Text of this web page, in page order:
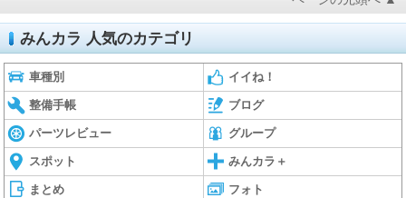
みんカラ 人気のカテゴリ
車種別 イイね！
整備手帳 ブログ
パーツレビュー グループ
スポット みんカラ＋
まとめ フォト